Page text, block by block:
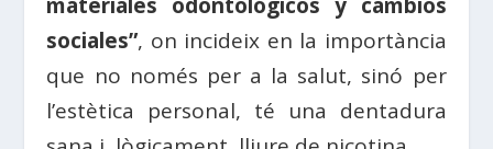
sociales”, on incideix en la importància
que no només per a la salut, sinó per
l’estètica personal, té una dentadura